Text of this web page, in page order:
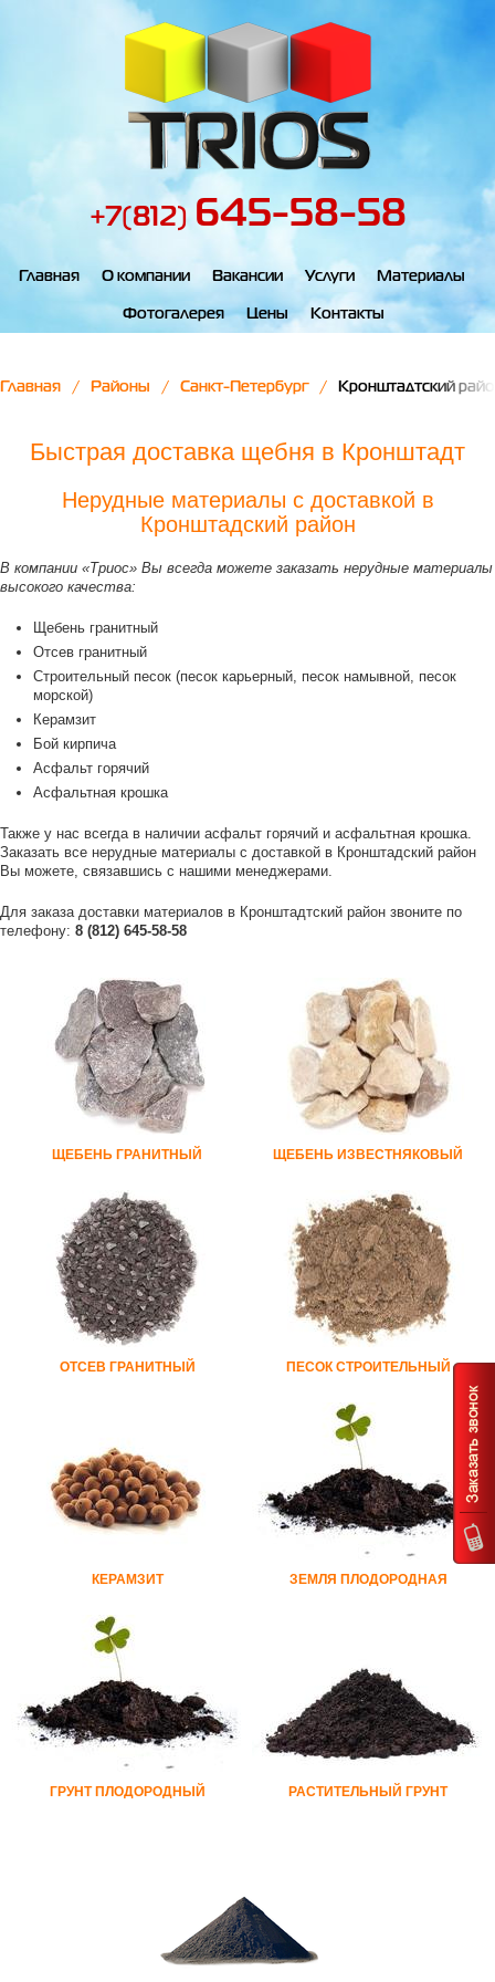
+7(812) 645-58-58
Главная О компании Вакансии Услуги Материалы
Фотогалерея Цены Контакты
Главная Районы Санкт-Петербург Кронштадтский
Быстрая доставка щебня в Кронштадт
Нерудные материалы с доставкой в
Кронштадский район
В компании «Триос» Вы всегда можете заказать нерудные материалы
высокого качества:
Щебень гранитный
Отсев гранитный
Строительный песок (песок карьерный, песок намывной, песок
морской)
Керамзит
Бой кирпича
Асфальт горячий
Асфальтная крошка
Также у нас всегда в наличии асфальт горячий и асфальтная крошка.
Заказать все нерудные материалы с доставкой в Кронштадский район
Вы можете, связавшись с нашими менеджерами.
Для заказа доставки материалов в Кронштадтский район звоните по
телефону: 8 (812) 645-58-58
ЩЕБЕНЬ ГРАНИТНЫЙ ЩЕБЕНЬ ИЗВЕСТНЯКОВЫЙ
ОТСЕВ ГРАНИТНЫЙ ПЕСОК СТРОИТЕЛЬНЫЙ
КЕРАМЗИТ ЗЕМЛЯ ПЛОДОРОДНАЯ
ГРУНТ ПЛОДОРОДНЫЙ РАСТИТЕЛЬНЫЙ ГРУНТ